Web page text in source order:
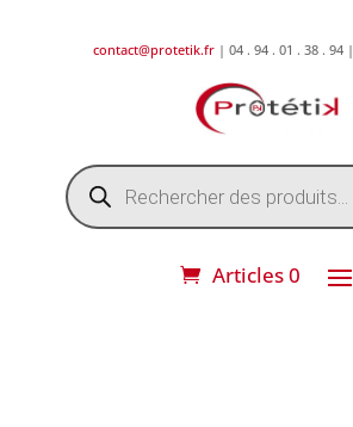
contact@protetik.fr | 04 . 94 . 01 . 38 . 94 |
Recherche
de
produits
Articles 0